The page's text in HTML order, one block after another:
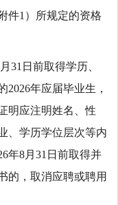
件1）所规定的资格
31日前取得学历、
年应届毕业生，
明应注明姓名、性
、学历学位层次等内
年8月31日前取得并
的，取消应聘或聘用